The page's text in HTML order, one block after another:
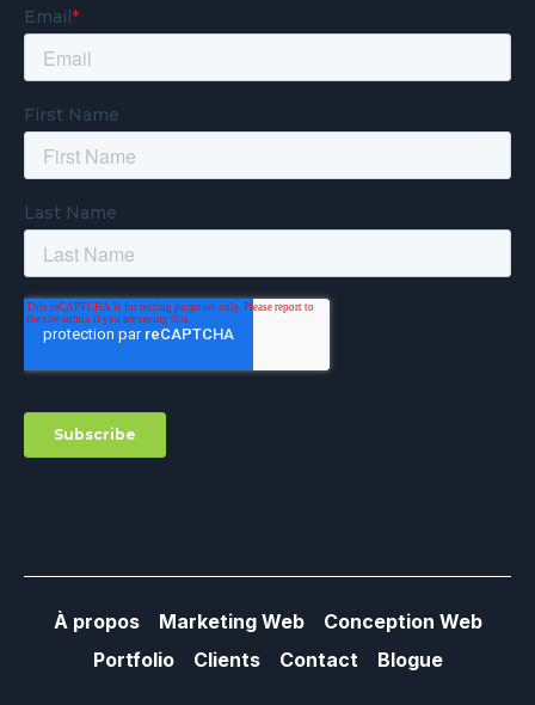
À propos Marketing Web
Conception Web
Portfolio
Clients Contact Blogue